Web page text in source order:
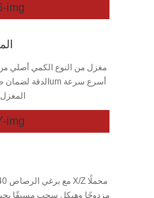
مزدوجًا وهيكل سحب مسبقًا